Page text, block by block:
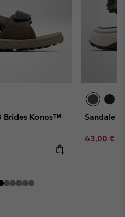
Brides Konos™
Sandale
Minimum
63,00 €